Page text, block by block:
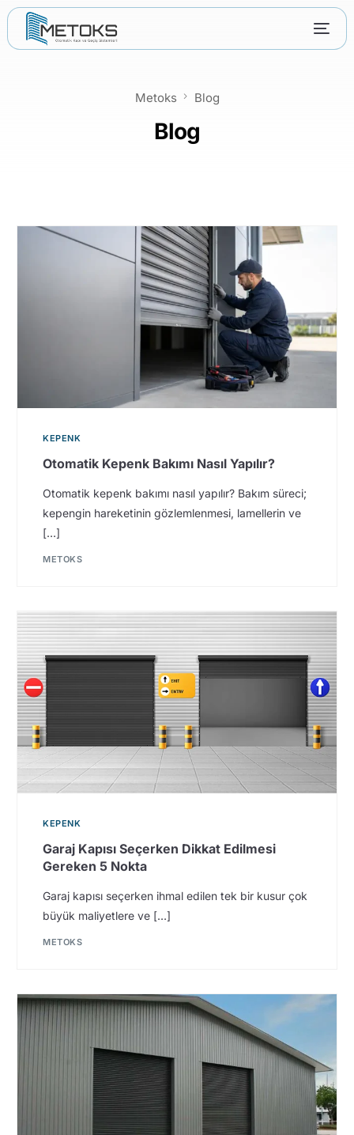
Metoks Blog
Blog
KEPENK
Otomatik Kepenk Bakımı Nasıl Yapılır?
Otomatik kepenk bakımı nasıl yapılır? Bakım süreci;
kepengin hareketinin gözlemlenmesi, lamellerin ve
[…]
METOKS
KEPENK
Garaj Kapısı Seçerken Dikkat Edilmesi
Gereken 5 Nokta
Garaj kapısı seçerken ihmal edilen tek bir kusur çok
büyük maliyetlere ve […]
METOKS